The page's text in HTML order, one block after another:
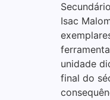
Isac
unidade
final do